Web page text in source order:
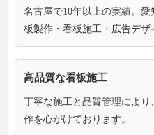
名古屋で10年以上の実績。
板製作・看板施工・広告デザ
高品質な看板施工
丁寧な施工と品質管理によ
作を心がけております。